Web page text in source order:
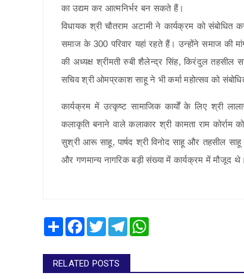
का उद्यम कर आत्मनिर्भर बन सकते हैं।
विधायक श्री चौतराम अटामी ने कार्यक्रम को
समाज के 300 परिवार यहां रहते हैं। उन्होंने समाज की
की अध्यक्ष श्रीमती रुबी शैलेन्द्र सिंह, किरंदुल
सचिव श्री ओमप्रकाश साहू ने भी कर्मा महोत्सव को
कार्यक्रम में उत्कृष्ट सामाजिक कार्यों के लिए श्री
कलाकृति बनाने वाले कलाकार श्री कामता राम कोर्राम
सुश्री आरू साहू, पार्षद श्री विनोद साहू और तहसील
और गणमान्य नागरिक बड़ी संख्या में कार्यक्रम में मौजूद थे।
Share Facebook
TwitterTelegram
RELATED POSTS